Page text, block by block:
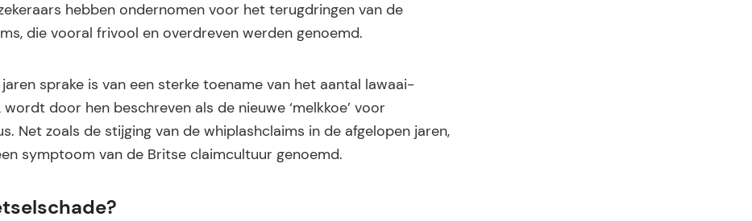
hebben ondernomen voor het terugdringen van de
die vooral frivool en overdreven werden genoemd.
sprake is van een sterke toename van het aantal lawaai-
door hen beschreven als de nieuwe ‘melkkoe’ voor
Net zoals de stijging van de whiplashclaims in de afgelopen jaren,
symptoom van de Britse claimcultuur genoemd.